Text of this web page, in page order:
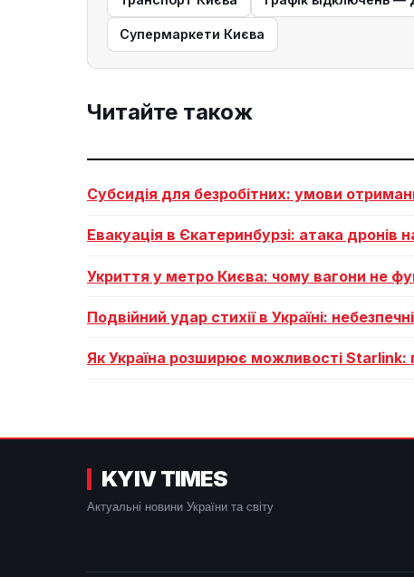
Супермаркети Києва
Читайте також
Субсидія для безробітних: умови
Евакуація в Єкатеринбурзі: атака дронів
Укриття у метро Києва: чому вагони не
Подвійний удар стихії в Україні:
Як Україна розширює можливості
KYIV TIMES
Актуальні новини України та світу